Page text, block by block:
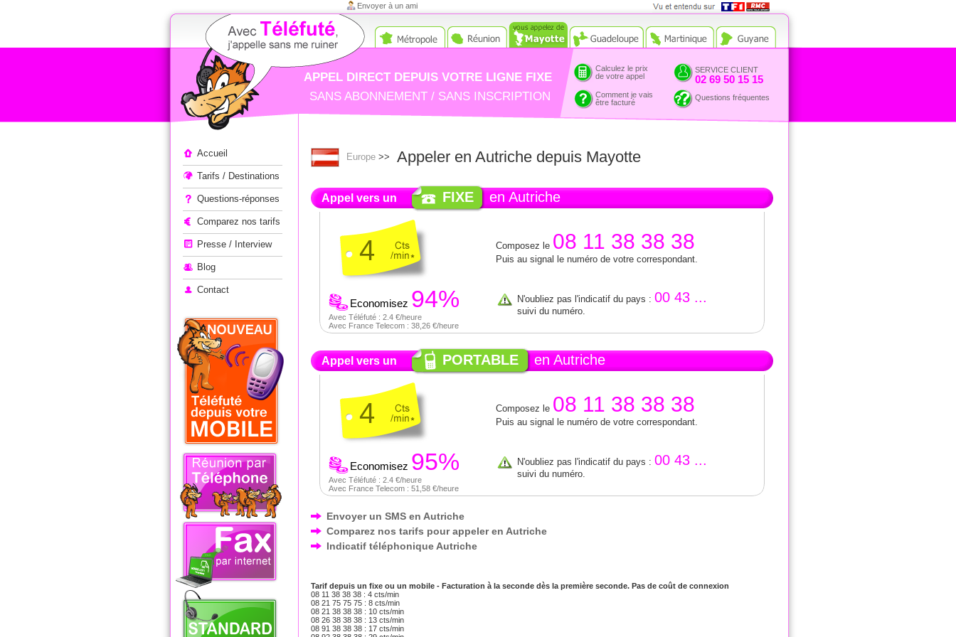
Envoyer à un ami
RMC
APPEL DIRECT DEPUIS VOTRE LIGNE FIXE
SANS ABONNEMENT / SANS INSCRIPTION
Calculez le prix
de votre appel
SERVICE CLIENT
02 69 50 15 15
Comment je vais
être facturé
Questions fréquentes
Accueil
Tarifs / Destinations
Questions-réponses
Comparez nos tarifs
Presse / Interview
Blog
Contact
Europe >> Appeler en Autriche depuis Mayotte
Appel vers un FIXE en Autriche
4
Economisez 94%
Avec Téléfuté : 2.4 €/heure
Avec France Telecom : 38,26 €/heure
Composez le 08 11 38 38 38
Puis au signal le numéro de votre correspondant.
N'oubliez pas l'indicatif du pays : 00 43 ...
suivi du numéro.
Appel vers un PORTABLE en Autriche
4
Economisez 95%
Avec Téléfuté : 2.4 €/heure
Avec France Telecom : 51,58 €/heure
Composez le 08 11 38 38 38
Puis au signal le numéro de votre correspondant.
N'oubliez pas l'indicatif du pays : 00 43 ...
suivi du numéro.
Envoyer un SMS en Autriche
Comparez nos tarifs pour appeler en Autriche
Indicatif téléphonique Autriche
Tarif depuis un fixe ou un mobile - Facturation à la seconde dès la première seconde. Pas de coût de connexion
08 11 38 38 38 : 4 cts/min
08 21 75 75 75 : 8 cts/min
08 21 38 38 38 : 10 cts/min
08 26 38 38 38 : 13 cts/min
08 91 38 38 38 : 17 cts/min